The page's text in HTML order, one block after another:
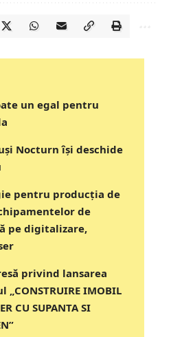
un egal pentru
Nocturn își deschide
pentru producția de
de
pe digitalizare,
privind lansarea
IMOBIL
CU SUPANTA SI